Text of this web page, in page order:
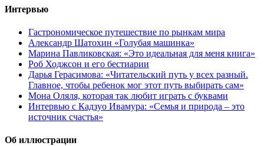
Интервью
Гастрономическое путешествие по рынкам мира
Александр Шатохин «Голубая машинка»
Марина Павликовская: «Это идеальная для меня книга»
Роб Ходжсон и его бестиарии
Дарья Герасимова: «Читательский путь у всех разный.
Главное, чтобы ребенок мог этот путь выбирать сам»
Мона Оляля, которая так любит играть с буквами
Интервью с Кадзуо Ивамура: «Семья и природа – это
источник счастья»
Об иллюстрации